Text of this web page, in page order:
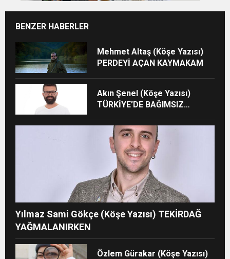
BENZER HABERLER
Mehmet Altaş (Köşe Yazısı)
PERDEYİ AÇAN KAYMAKAM
Akın Şenel (Köşe Yazısı)
TÜRKİYE’DE BAĞIMSIZ
Yılmaz Sami Gökçe (Köşe Yazısı) TEKİRDAĞ
YAĞMALANIRKEN
Özlem Gürakar (Köşe Yazısı)